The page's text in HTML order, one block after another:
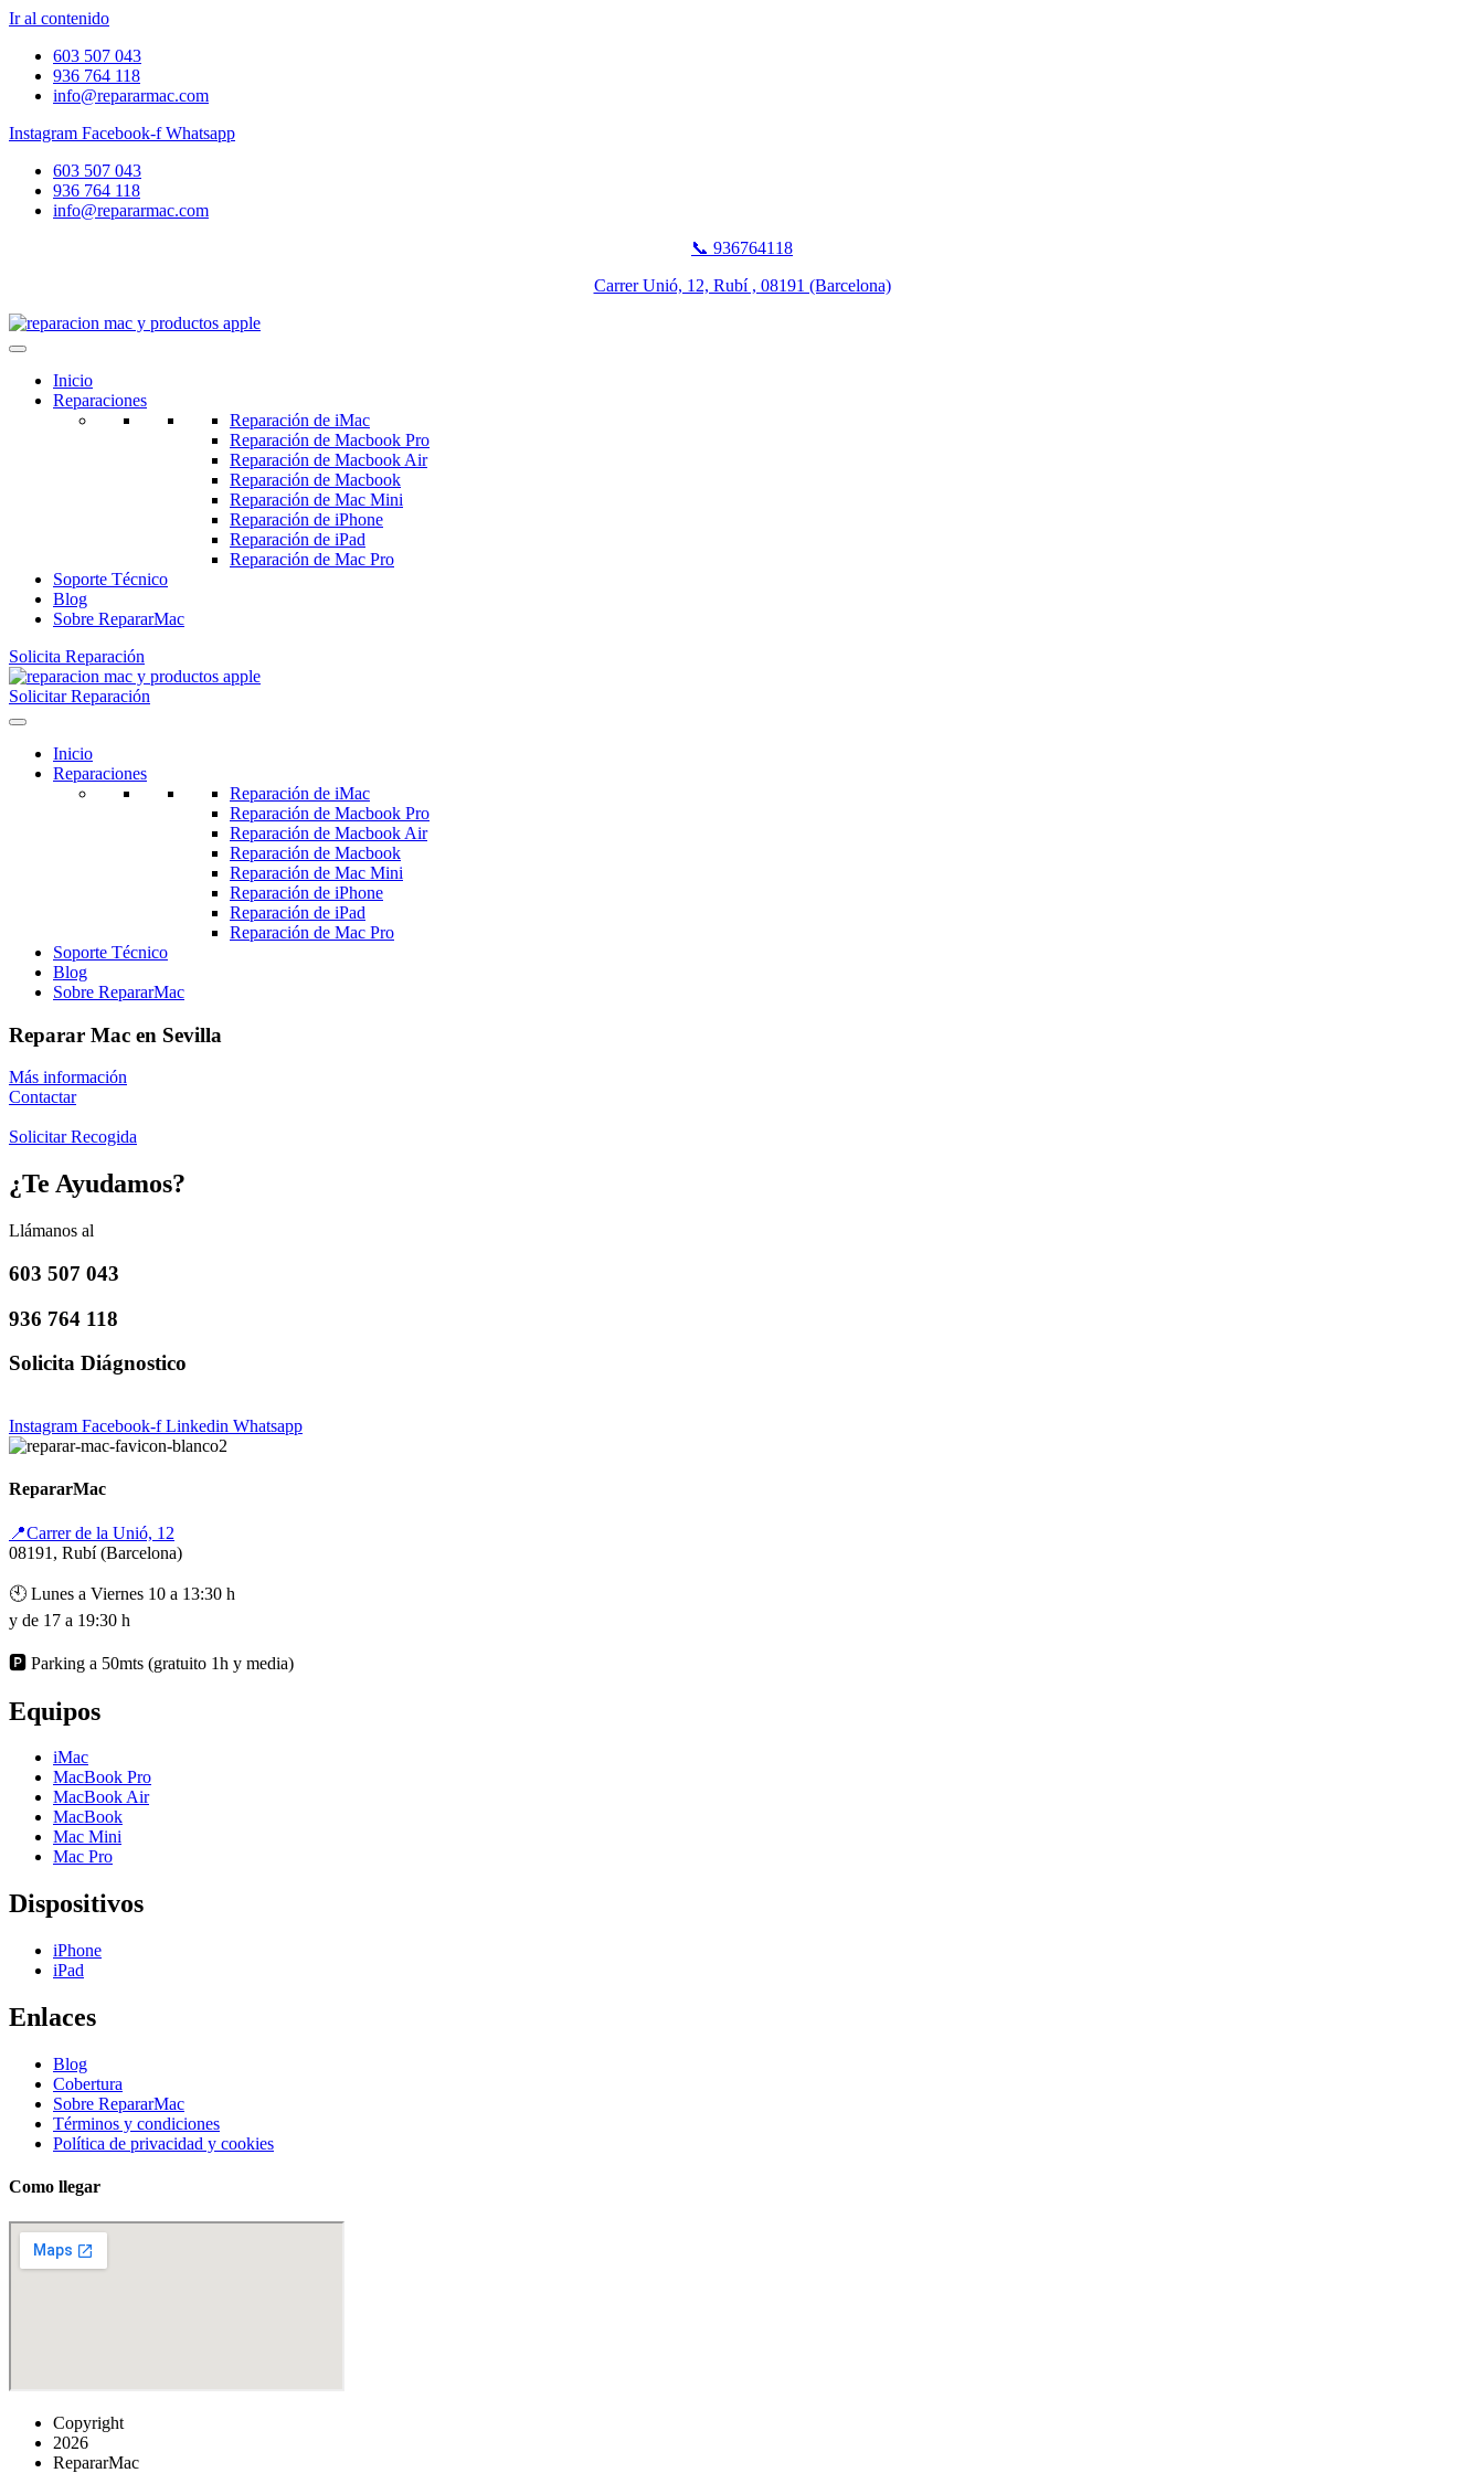
Ir al contenido
603 507 043
936 764 118
info@repararmac.com
Instagram Facebook-f Whatsapp
603 507 043
936 764 118
info@repararmac.com
📞 936764118
Carrer Unió, 12, Rubí , 08191 (Barcelona)
Inicio
Reparaciones
Reparación de iMac
Reparación de Macbook Pro
Reparación de Macbook Air
Reparación de Macbook
Reparación de Mac Mini
Reparación de iPhone
Reparación de iPad
Reparación de Mac Pro
Soporte Técnico
Blog
Sobre RepararMac
Solicita Reparación
Solicitar Reparación
Inicio
Reparaciones
Reparación de iMac
Reparación de Macbook Pro
Reparación de Macbook Air
Reparación de Macbook
Reparación de Mac Mini
Reparación de iPhone
Reparación de iPad
Reparación de Mac Pro
Soporte Técnico
Blog
Sobre RepararMac
Reparar Mac en Sevilla
Más información
Contactar
Solicitar Recogida
¿Te Ayudamos?
Llámanos al
603 507 043
936 764 118
Solicita Diágnostico
Instagram Facebook-f Linkedin Whatsapp
RepararMac
📍Carrer de la Unió, 12
08191, Rubí (Barcelona)
🕙 Lunes a Viernes 10 a 13:30 h
y de 17 a 19:30 h
🅿️ Parking a 50mts (gratuito 1h y media)
Equipos
iMac
MacBook Pro
MacBook Air
MacBook
Mac Mini
Mac Pro
Dispositivos
iPhone
iPad
Enlaces
Blog
Cobertura
Sobre RepararMac
Términos y condiciones
Política de privacidad y cookies
Como llegar
Copyright
2026
RepararMac